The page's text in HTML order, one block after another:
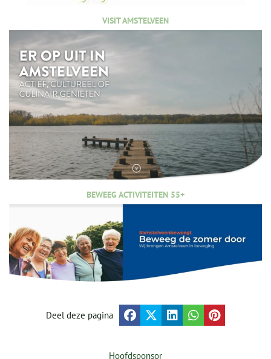
VISIT AMSTELVEEN
BEWEEG ACTIVITEITEN 55+
Deel deze pagina
Hoofdsponsor